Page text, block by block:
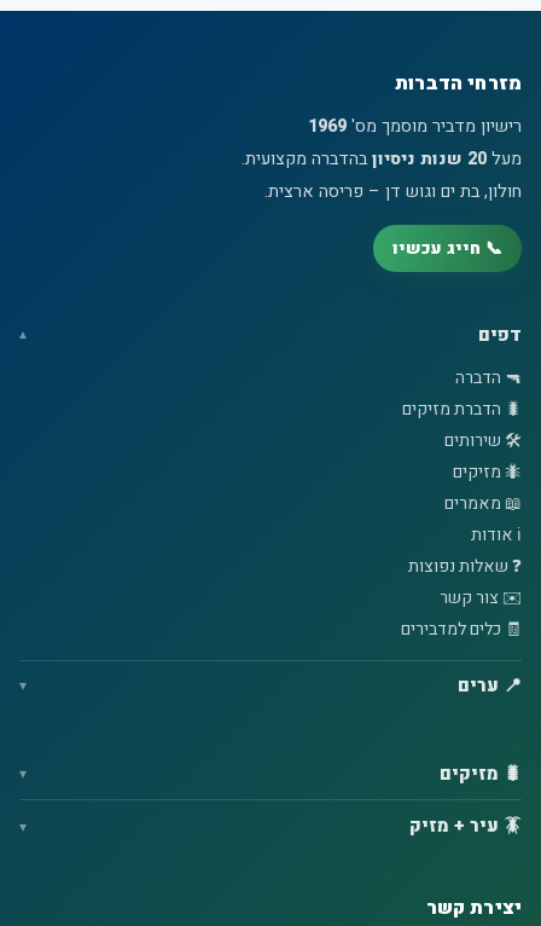
מזרחי הדברות
רישיון מדביר מוסמך מס'1969
מעל20 שנות ניסיון
בהדברה מקצועית.
חולון, בת ים וגוש דן – פריסה ארצית.
📞 חייג עכשיו
דפים
🔫 הדברה
🐛 הדברת מזיקים
🛠️ שירותים
🐜 מזיקים
📖 מאמרים
ℹ️ אודות
❓ שאלות נפוצות
✉️ צור קשר
🧾 כלים למדבירים
📍 ערים
🐛 מזיקים
🪳 עיר + מזיק
יצירת קשר